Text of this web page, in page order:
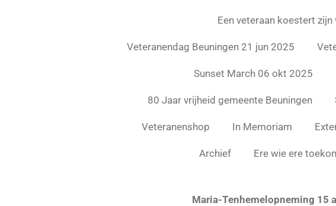
Een veteraan koestert zijn
Veteranendag Beuningen 21 jun 2025
Sunset March 06 okt 2025
80 Jaar vrijheid gemeente Beuningen
Veteranenshop In Memoriam
Archief Ere wie ere
Maria-Tenhemelopneming 15